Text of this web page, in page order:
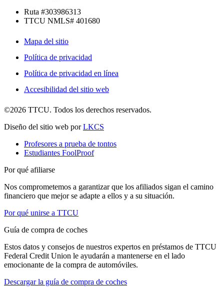
Ruta #303986313
TTCU NMLS# 401680
Mapa del sitio
Política de privacidad
Política de privacidad en línea
Accesibilidad del sitio web
©2026 TTCU. Todos los derechos reservados.
Diseño del sitio web porLKCS
Profesores a prueba de tontos
Estudiantes FoolProof
Por qué afiliarse
Nos comprometemos a garantizar que los afiliados sigan el camino
financiero que mejor se adapte a ellos y a su situación.
Por qué unirse a TTCU
Guía de compra de coches
Estos datos y consejos de nuestros expertos en préstamos de TTCU
Federal Credit Union le ayudarán a mantenerse en el lado
emocionante de la compra de automóviles.
Descargar la guía de compra de coches